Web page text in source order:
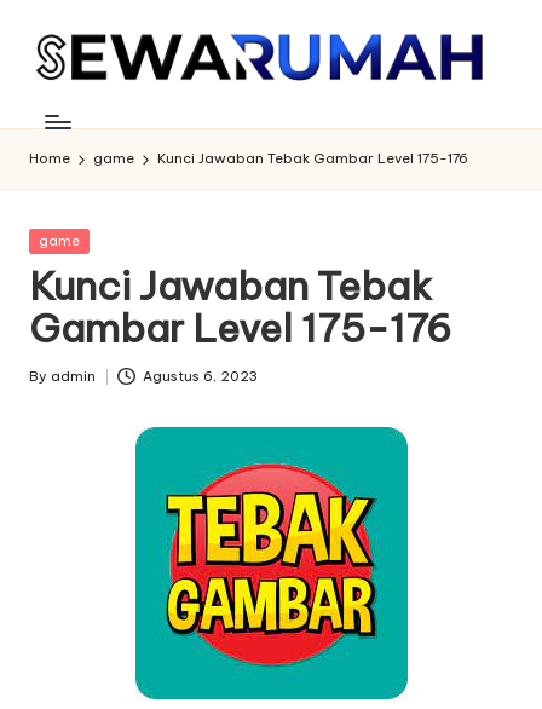
Home game Kunci Jawaban Tebak Gambar Level 175-176
Posted
game
Kunci Jawaban Tebak
Gambar Level 175-176
Posted
By admin Agustus 6, 2023